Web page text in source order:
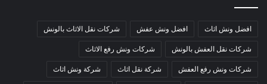
افضل ونش اثاث افضل ونش عفش شركات نقل الاثاث بالونش
شركات نقل العفش بالونش شركات ونش رفع الاثاث
شركات ونش رفع العفش شركة نقل اثاث شركة ونش اثاث